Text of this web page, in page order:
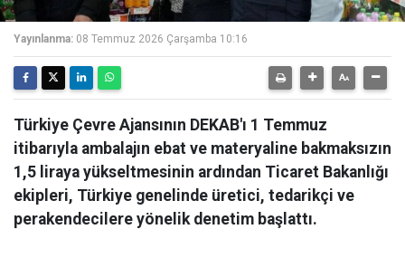
Yayınlanma: 08 Temmuz 2026 Çarşamba 10:16
Türkiye Çevre Ajansının DEKAB'ı 1 Temmuz
itibarıyla ambalajın ebat ve materyaline bakmaksızın
1,5 liraya yükseltmesinin ardından Ticaret Bakanlığı
ekipleri, Türkiye genelinde üretici, tedarikçi ve
perakendecilere yönelik denetim başlattı.